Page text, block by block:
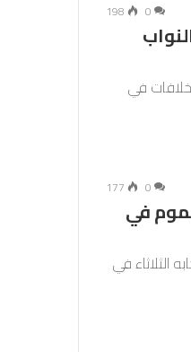
0
198
في
0
177
في
الثلاثاء في